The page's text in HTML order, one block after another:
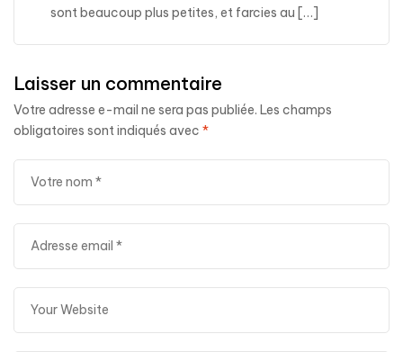
sont beaucoup plus petites, et farcies au […]
Laisser un commentaire
Votre adresse e-mail ne sera pas publiée. Les champs
obligatoires sont indiqués avec *